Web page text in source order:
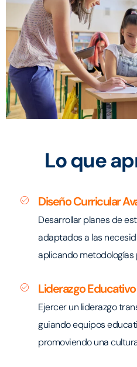
Lo que
Diseño Curricular
Desarrollar planes de
adaptados a las
aplicando
Liderazgo Educativo
Ejercer un liderazgo
guiando equipos
promoviendo una